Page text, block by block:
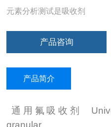
元素分析测试是吸收剂
产品咨询
产品简介
通用氟吸收剂
granular